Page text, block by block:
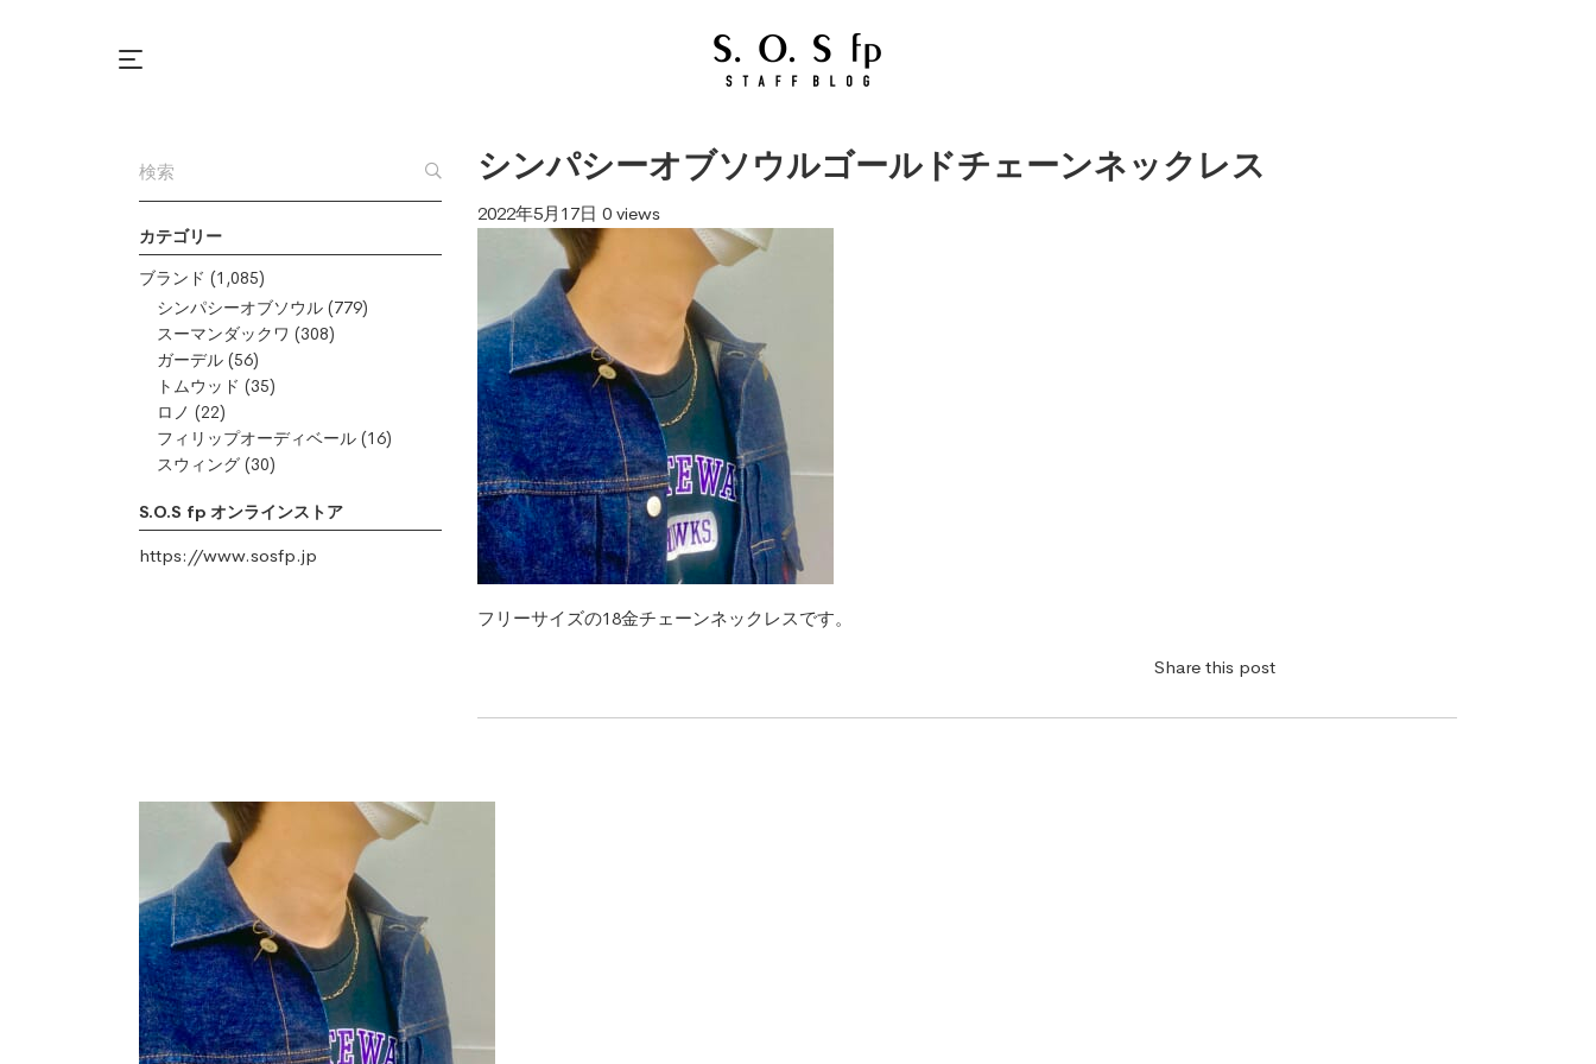
カテゴリー
ブランド (1,085)
シンパシーオブソウル (779)
スーマンダックワ (308)
ガーデル (56)
トムウッド (35)
ロノ (22)
フィリップオーディベール (16)
スウィング (30)
S.O.S fp オンラインストア
https://www.sosfp.jp
シンパシーオブソウルゴールドチェーンネックレス
2022年5月17日 0 views
フリーサイズの18金チェーンネックレスです。
Share this post